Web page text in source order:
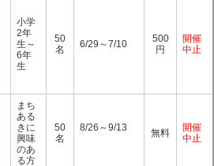
小学
2年
生～
6年
生
50
名
6/29～7/10
500
円
開催
中止
まち
ある
きに
興味
のあ
る方
50
名
8/26～9/13
無料
開催
中止